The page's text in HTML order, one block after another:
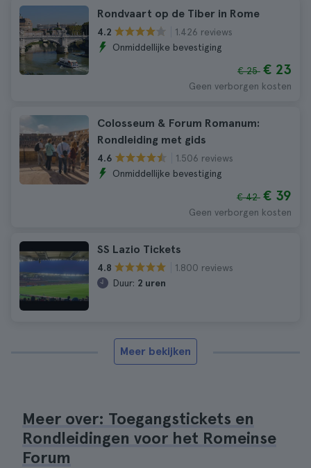
Rondvaart op de Tiber in Rome
4.2
1.426 reviews
Onmiddellijke bevestiging
€ 25 € 23
Geen verborgen kosten
Colosseum & Forum Romanum:
Rondleiding met gids
4.6
1.506 reviews
Onmiddellijke bevestiging
€ 42 € 39
Geen verborgen kosten
SS Lazio Tickets
4.8
1.800 reviews
Duur: 2 uren
Meer bekijken
Meer over: Toegangstickets en
Rondleidingen voor het Romeinse
Forum